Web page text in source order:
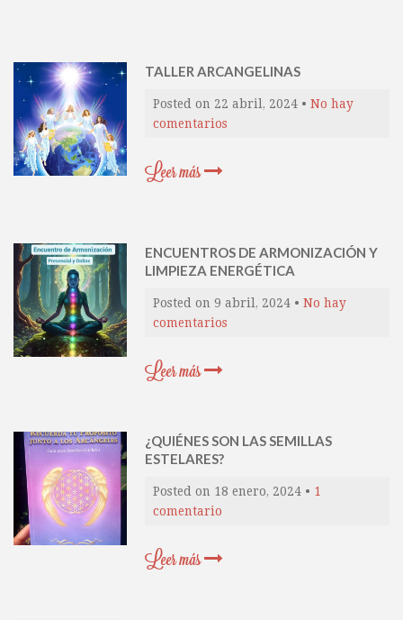
TALLER ARCANGELINAS
Posted on 22 abril, 2024• No hay
comentarios
Leer más
ENCUENTROS DE ARMONIZACIÓN Y
LIMPIEZA ENERGÉTICA
Posted on 9 abril, 2024• No hay
comentarios
Leer más
¿QUIÉNES SON LAS SEMILLAS
ESTELARES?
Posted on 18 enero, 2024• 1
comentario
Leer más